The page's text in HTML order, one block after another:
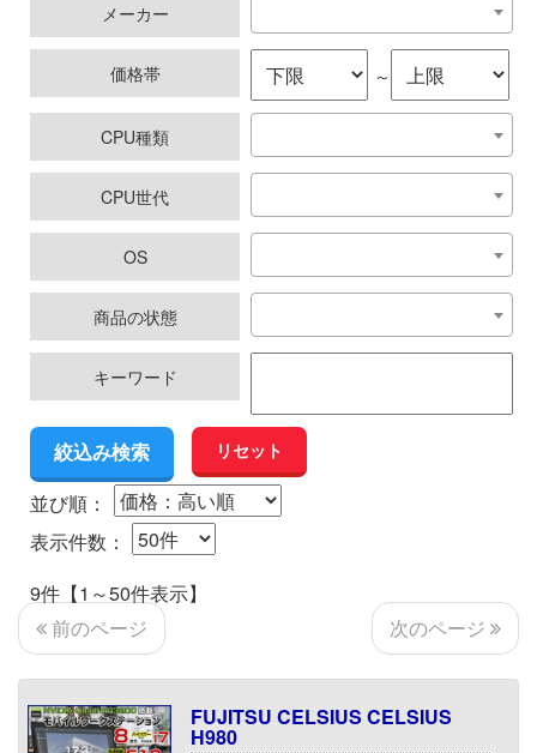
メーカー
価格帯 ～
CPU種類
CPU世代
OS
商品の状態
キーワード
リセット
並び順：
表示件数：
9件【1～50件表示】
前のページ 次のページ
FUJITSU CELSIUS CELSIUS
H980